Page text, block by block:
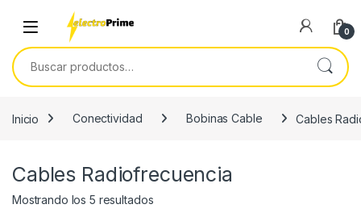
Skip to navigation
Skip to content
0
Buscar por:
Inicio Conectividad Bobinas Cable Cables
Cables Radiofrecuencia
Mostrando los 5 resultadosOrdenado por popularidad